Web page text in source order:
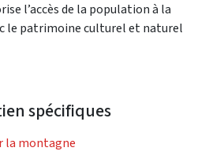
l’accès de la population à la
le patrimoine culturel et naturel
spécifiques
la montagne